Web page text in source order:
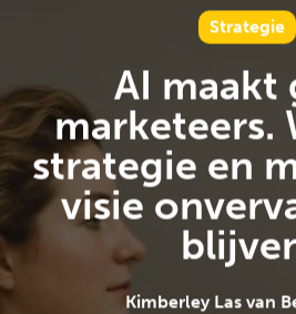
Strategie
AI maakt
marketeers.
strategie en
visie
Kimberley Las van